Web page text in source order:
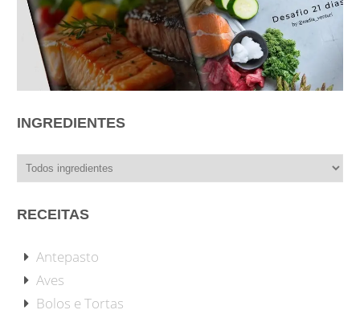
INGREDIENTES
RECEITAS
Antepasto
Aves
Bolos e Tortas